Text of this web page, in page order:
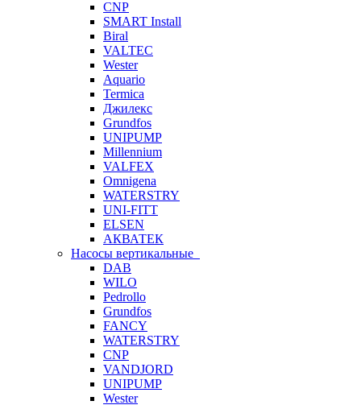
CNP
SMART Install
Biral
VALTEC
Wester
Aquario
Termica
Джилекс
Grundfos
UNIPUMP
Millennium
VALFEX
Omnigena
WATERSTRY
UNI-FITT
ELSEN
АКВАТЕК
Насосы вертикальные
DAB
WILO
Pedrollo
Grundfos
FANCY
WATERSTRY
CNP
VANDJORD
UNIPUMP
Wester